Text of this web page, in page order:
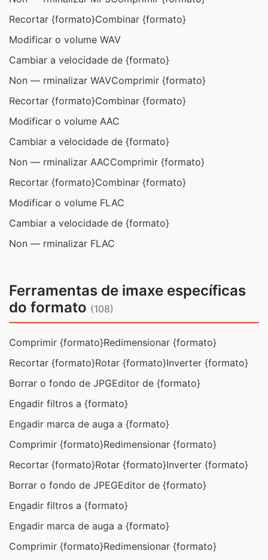
Recortar {formato}Combinar {formato}
Modificar o volume WAV
Cambiar a velocidade de {formato}
Non — rminalizar WAVComprimir {formato}
Recortar {formato}Combinar {formato}
Modificar o volume AAC
Cambiar a velocidade de {formato}
Non — rminalizar AACComprimir {formato}
Recortar {formato}Combinar {formato}
Modificar o volume FLAC
Cambiar a velocidade de {formato}
Non — rminalizar FLAC
Ferramentas de imaxe específicas
do formato (108)
Comprimir {formato}Redimensionar {formato}
Recortar {formato}Rotar {formato}Inverter {formato}
Borrar o fondo de JPGEditor de {formato}
Engadir filtros a {formato}
Engadir marca de auga a {formato}
Comprimir {formato}Redimensionar {formato}
Recortar {formato}Rotar {formato}Inverter {formato}
Borrar o fondo de JPEGEditor de {formato}
Engadir filtros a {formato}
Engadir marca de auga a {formato}
Comprimir {formato}Redimensionar {formato}